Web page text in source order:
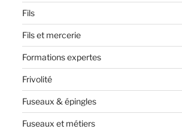
Fils
Fils et mercerie
Formations expertes
Frivolité
Fuseaux & épingles
Fuseaux et métiers